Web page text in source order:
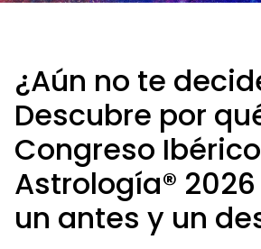
¿Aún no te
Descubre por
Congreso
Astrología®
un antes y un